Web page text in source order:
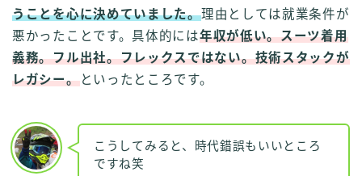
うことを心に決めていました。理由としては就業条件が
悪かったことです。具体的には年収が低い。スーツ着用
義務。フル出社。フレックスではない。技術スタックが
レガシー。といったところです。
こうしてみると、時代錯誤もいいところ
ですね笑